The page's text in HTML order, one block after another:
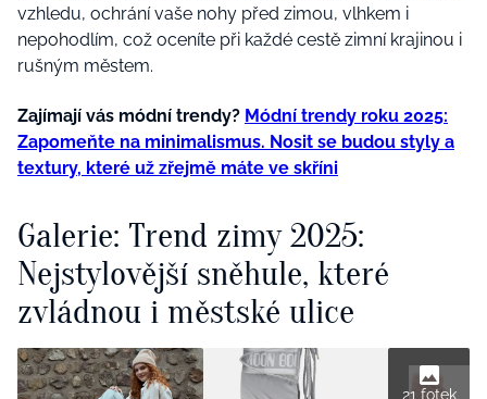
vzhledu, ochrání vaše nohy před zimou, vlhkem i
nepohodlím, což oceníte při každé cestě zimní krajinou i
rušným městem.
Zajímají vás módní trendy? Módní trendy roku 2025:
Zapomeňte na minimalismus. Nosit se budou styly a
textury, které už zřejmě máte ve skříni
Galerie: Trend zimy 2025:
Nejstylovější sněhule, které
zvládnou i městské ulice
21 fotek